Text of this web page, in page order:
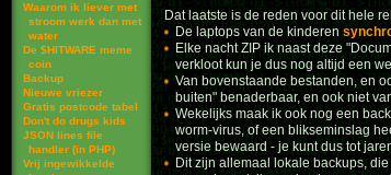
Waarom ik liever met
stroom werk dan met
water
De $HITWARE meme
coin
Backup
Nieuwe vriezer
Gratis postcode tabel
Don't do drugs kids
JSON lines file
handler (in PHP)
Vrij ingewikkelde
Dat laatste is de reden voor dit hele
De laptops van de kinderen
Elke nacht ZIP ik naast deze
verkloot kun je dus nog altijd een
Van bovenstaande bestanden, en
buiten" benaderbaar, en ook niet
Wekelijks maak ik ook nog een
worm-virus, of een blikseminslag
versie bewaard - je kunt dus tot
Dit zijn allemaal lokale backups,